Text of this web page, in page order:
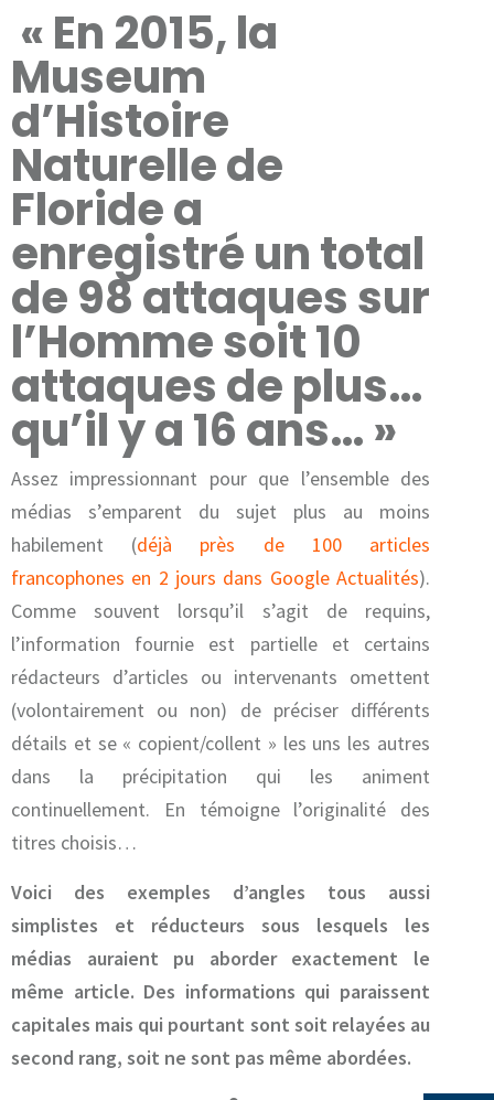
« En 2015, la
Museum
d’Histoire
Naturelle de
Floride a
enregistré un total
de 98 attaques sur
l’Homme soit 10
attaques de plus…
qu’il y a 16 ans… »
Assez impressionnant pour que l’ensemble des
médias s’emparent du sujet plus au moins
habilement (déjà près de 100 articles
francophones en 2 jours dans Google Actualités).
Comme souvent lorsqu’il s’agit de requins,
l’information fournie est partielle et certains
rédacteurs d’articles ou intervenants omettent
(volontairement ou non) de préciser différents
détails et se « copient/collent » les uns les autres
dans la précipitation qui les animent
continuellement. En témoigne l’originalité des
titres choisis…
Voici des exemples d’angles tous aussi
simplistes et réducteurs sous lesquels les
médias auraient pu aborder exactement le
même article. Des informations qui paraissent
capitales mais qui pourtant sont soit relayées au
second rang, soit ne sont pas même abordées.